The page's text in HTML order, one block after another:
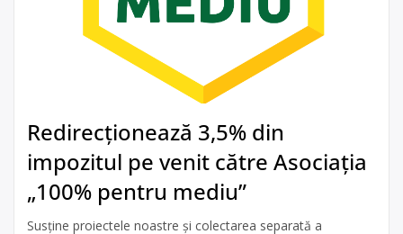
Redirecționează 3,5% din
impozitul pe venit către Asociația
„100% pentru mediu”
Susține proiectele noastre și colectarea separată a